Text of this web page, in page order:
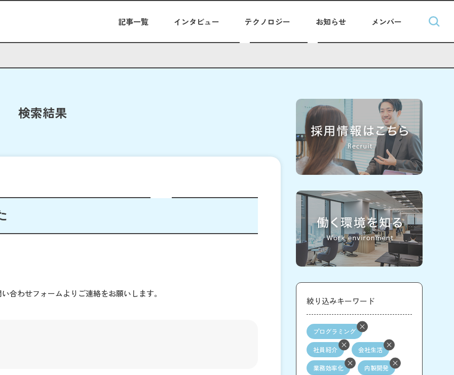
記事一覧 インタビュー テクノロジー お知らせ メンバー
検索結果
合わせフォームよりご連絡をお願いします。
絞り込みキーワード
プログラミング
社員紹介 会社生活
業務効率化 内製開発